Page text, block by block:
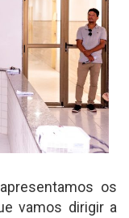
os
vamos dirigir a